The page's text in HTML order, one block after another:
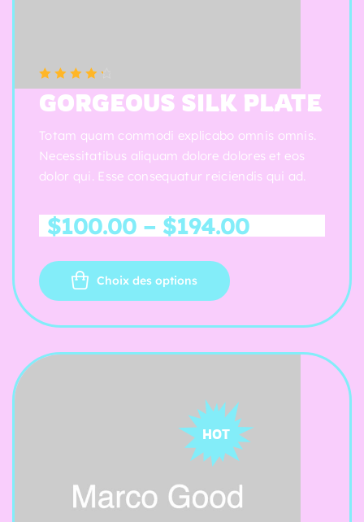
Note4.50
sur 5
GORGEOUS SILK PLATE
Totam quam commodi explicabo omnis omnis.
Necessitatibus aliquam dolore dolores et eos
dolor qui. Esse consequatur reiciendis qui ad.
$100.00 – $194.00
Choix des options
HOT